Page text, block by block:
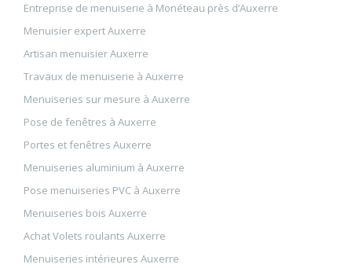
Entreprise de menuiserie à Monéteau près d’Auxerre
Menuisier expert Auxerre
Artisan menuisier Auxerre
Travaux de menuiserie à Auxerre
Menuiseries sur mesure à Auxerre
Pose de fenêtres à Auxerre
Portes et fenêtres Auxerre
Menuiseries aluminium à Auxerre
Pose menuiseries PVC à Auxerre
Menuiseries bois Auxerre
Achat Volets roulants Auxerre
Menuiseries intérieures Auxerre